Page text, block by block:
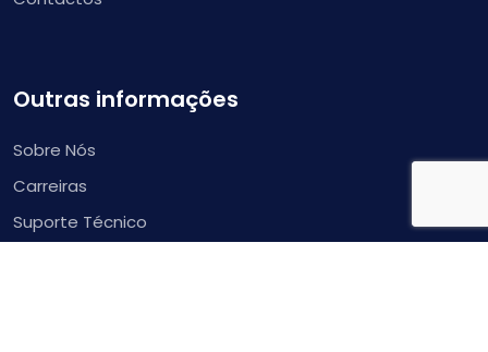
Outras informações
Sobre Nós
Carreiras
Suporte Técnico